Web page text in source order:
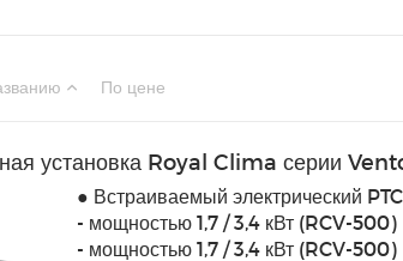
По цене
установка Royal Clima серии
● Встраиваемый электрический
- мощностью 1,7 / 3,4 кВт (RCV-500)
- мощностью 1,7 / 3,4 кВт (RCV-500)